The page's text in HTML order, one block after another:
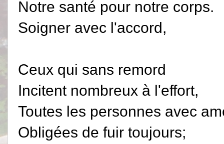
Notre santé pour notre corps.
Soigner avec l'accord,
Ceux qui sans remord
Incitent nombreux à l'effort,
Toutes les personnes avec
Obligées de fuir toujours;